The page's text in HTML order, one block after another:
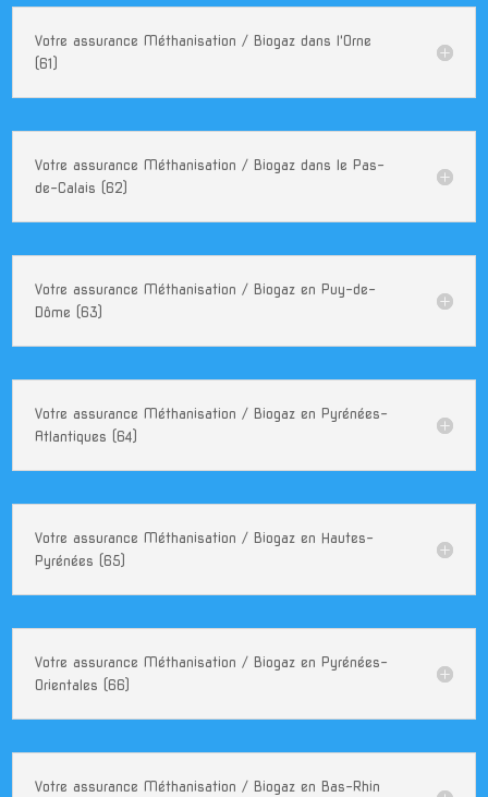
Votre assurance Méthanisation / Biogaz dans l'Orne
(61)
Votre assurance Méthanisation / Biogaz dans le Pas-
de-Calais (62)
Votre assurance Méthanisation / Biogaz en Puy-de-
Dôme (63)
Votre assurance Méthanisation / Biogaz en Pyrénées-
Atlantiques (64)
Votre assurance Méthanisation / Biogaz en Hautes-
Pyrénées (65)
Votre assurance Méthanisation / Biogaz en Pyrénées-
Orientales (66)
Votre assurance Méthanisation / Biogaz en Bas-Rhin